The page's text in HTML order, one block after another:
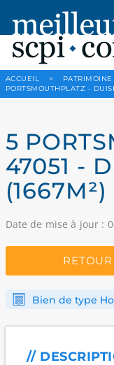
ACCUEIL > PATRIMOINE
PORTSMOUTHPLATZ -
5
47051 -
(1667M²)
Date de mise à jour :
Bien de type
//